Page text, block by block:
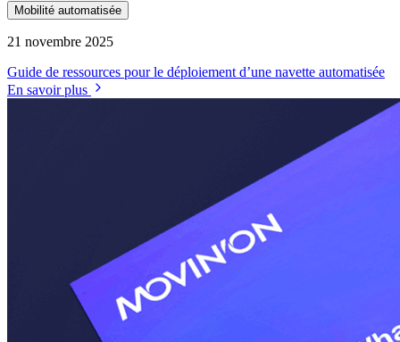
Mobilité automatisée
21 novembre 2025
Guide de ressources pour le déploiement d’une navette automatisée
En savoir plus